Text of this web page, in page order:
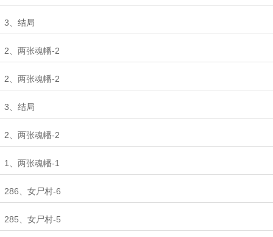
3、结局
2、两张魂幡-2
2、两张魂幡-2
3、结局
2、两张魂幡-2
1、两张魂幡-1
286、女尸村-6
285、女尸村-5